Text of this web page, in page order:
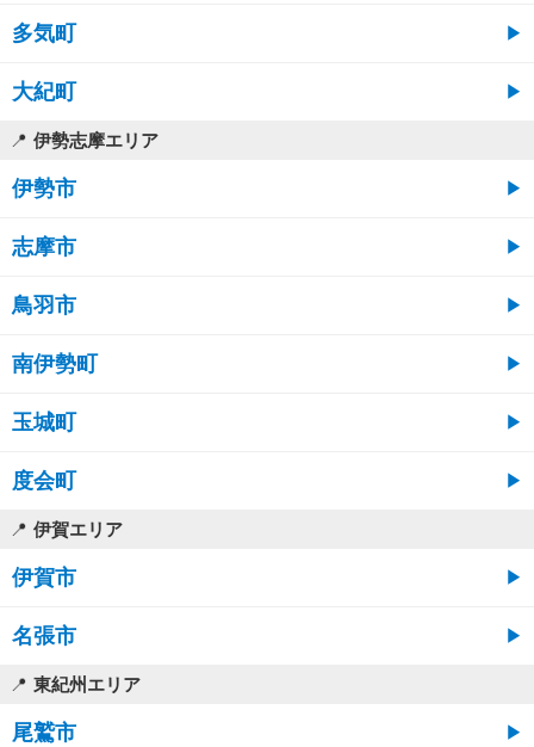
多気町
大紀町
伊勢志摩エリア
伊勢市
志摩市
鳥羽市
南伊勢町
玉城町
度会町
伊賀エリア
伊賀市
名張市
東紀州エリア
尾鷲市